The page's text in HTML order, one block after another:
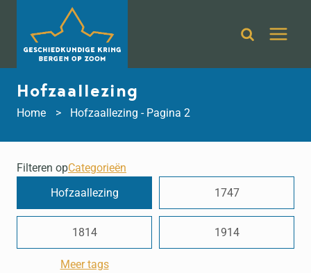
inhoud
Hofzaallezing
Home Hofzaallezing - Pagina 2
Filteren opCategorieën
Hofzaallezing
1747
1814 1914
Meer tags